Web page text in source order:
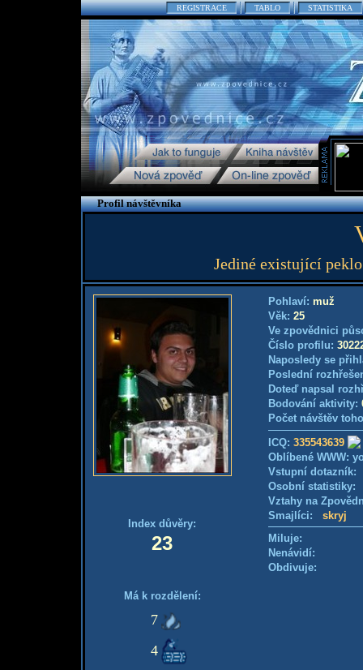
REGISTRACE TABLO STATISTIKA
Profil návštěvníka
Jediné existující
Index důvěry:
23
Má k rozdělení:
7
4
Pohlaví: muž
Věk: 25
Ve zpovědnici
Číslo profilu:
Naposledy se
Poslední
Doteď napsal
Bodování aktivity:
Počet návštěv
ICQ: 335543639
Oblíbené WWW:
Vstupní
Osobní
Vztahy na
Smajlíci: skryj
Miluje:
Nenávidí:
Obdivuje: